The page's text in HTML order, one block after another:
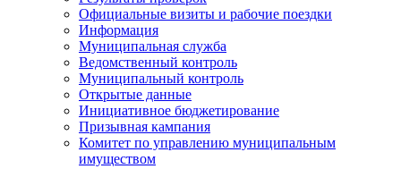
Официальные визиты и рабочие поездки
Информация
Муниципальная служба
Ведомственный контроль
Муниципальный контроль
Открытые данные
Инициативное бюджетирование
Призывная кампания
Комитет по управлению муниципальным
имуществом